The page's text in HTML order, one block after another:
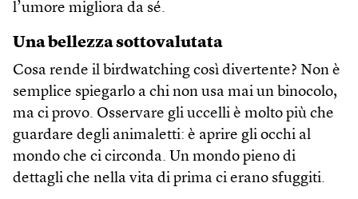
l’umore migliora da sé.
Una bellezza sottovalutata
Cosa rende il birdwatching così divertente? Non è
semplice spiegarlo a chi non usa mai un binocolo,
ma ci provo. Osservare gli uccelli è molto più che
guardare degli animaletti: è aprire gli occhi al
mondo che ci circonda. Un mondo pieno di
dettagli che nella vita di prima ci erano sfuggiti.